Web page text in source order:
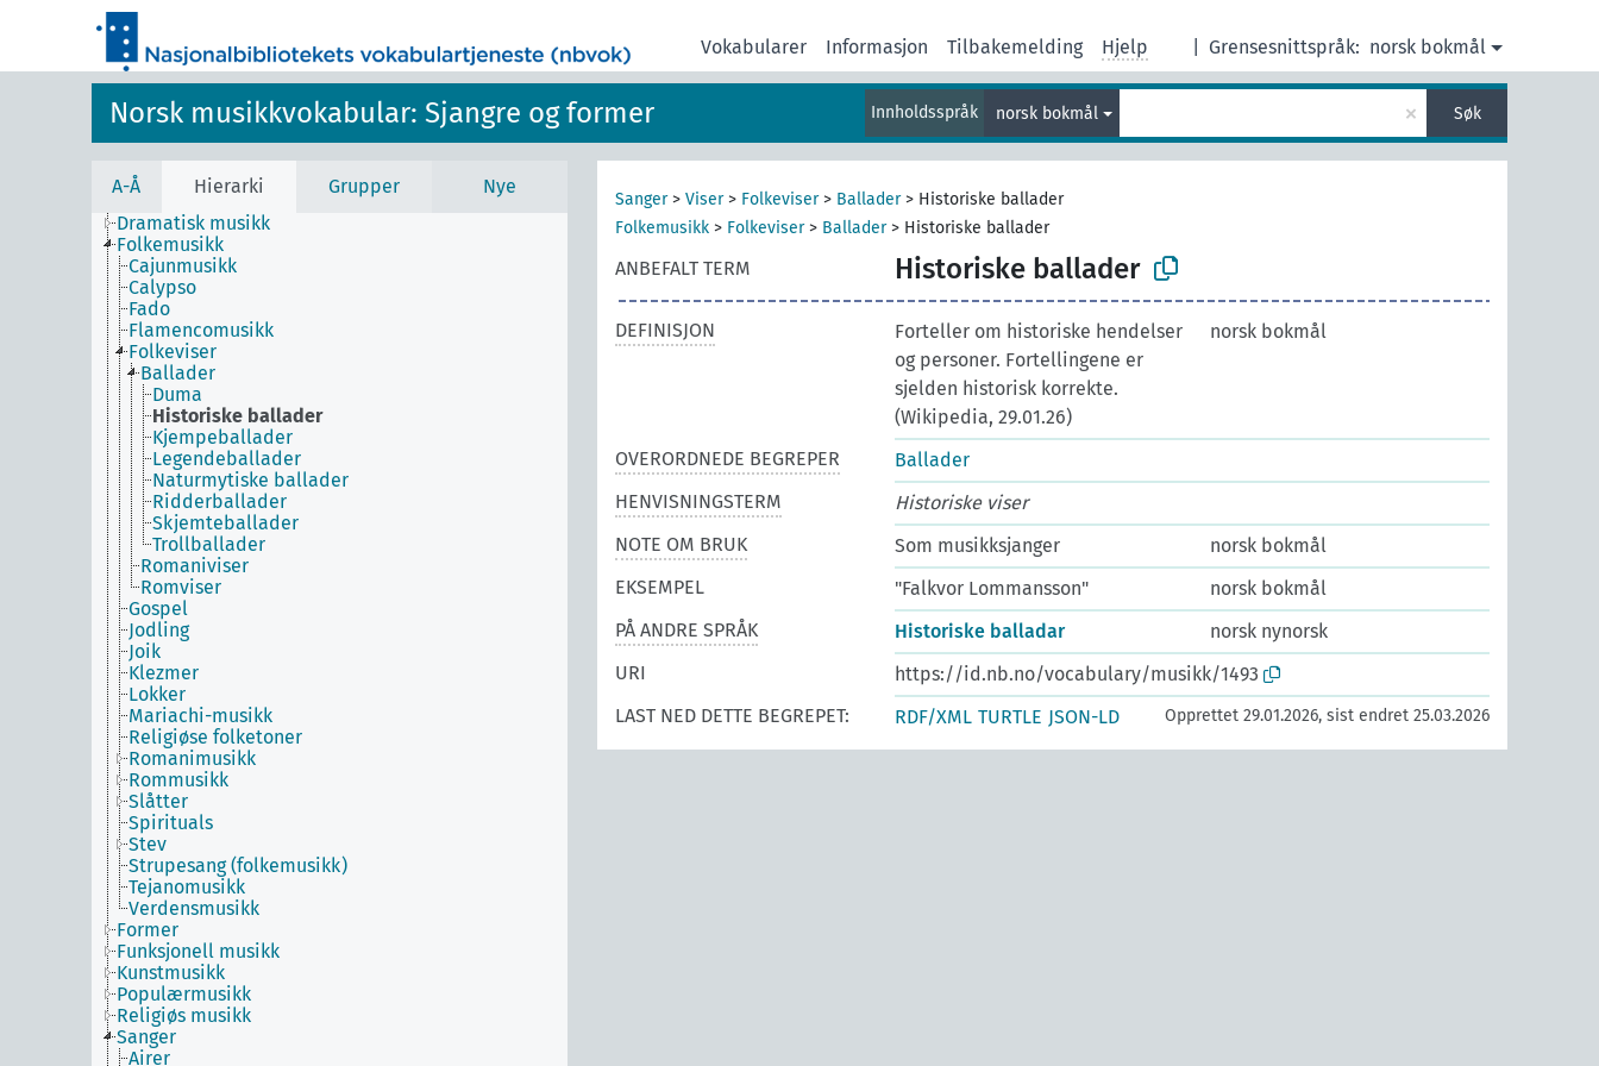
Grensesnittspråk: norsk bokmål
Vokabularer Informasjon Tilbakemelding Hjelp
Norsk musikkvokabular: Sjangre og former Innholdsspråk norsk bokmål × Søk
A-Å Hierarki Grupper
Nye
Dramatisk musikk
Folkemusikk
Cajunmusikk
Calypso
Fado
Flamencomusikk
Folkeviser
Ballader
Duma
Historiske ballader
Kjempeballader
Legendeballader
Naturmytiske ballader
Ridderballader
Skjemteballader
Trollballader
Romaniviser
Romviser
Gospel
Jodling
Joik
Klezmer
Lokker
Mariachi-musikk
Religiøse folketoner
Romanimusikk
Rommusikk
Slåtter
Spirituals
Stev
Strupesang (folkemusikk)
Tejanomusikk
Verdensmusikk
Former
Funksjonell musikk
Kunstmusikk
Populærmusikk
Religiøs musikk
Sanger
Airer
Sanger> Viser> Folkeviser> Ballader> Historiske ballader
Folkemusikk > Folkeviser> Ballader> Historiske ballader
ANBEFALT TERM Historiske ballader
DEFINISJON
Forteller om historiske hendelser
og personer. Fortellingene er
sjelden historisk korrekte.
(Wikipedia, 29.01.26)
norsk bokmål
OVERORDNEDE BEGREPER
Ballader
HENVISNINGSTERM
Historiske viser
NOTE OM BRUK
Som musikksjanger
norsk bokmål
EKSEMPEL
"Falkvor Lommansson"
norsk bokmål
PÅ ANDRE SPRÅK
Historiske balladar
norsk nynorsk
URI
https://id.nb.no/vocabulary/musikk/1493
LAST NED DETTE BEGREPET:
RDF/XML TURTLE JSON-LD Opprettet 29.01.2026, sist endret 25.03.2026